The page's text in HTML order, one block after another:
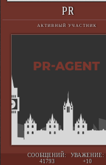
PR
АКТИВНЫЙ УЧАСТНИК
СООБЩЕНИЙ:
41793
УВАЖЕНИЕ:
+10